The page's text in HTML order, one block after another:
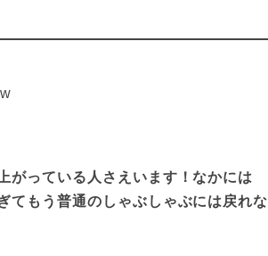
がっている人さえいます！なかには
てもう普通のしゃぶしゃぶには戻れな